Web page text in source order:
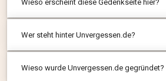
Wieso erscheint diese Gedenkseite hier?
Wer steht hinter Unvergessen.de?
Wieso wurde Unvergessen.de gegründet?